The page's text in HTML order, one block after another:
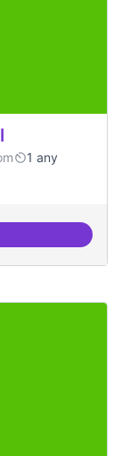
1 any
artificial